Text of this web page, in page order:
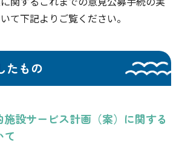
て下記よりご覧ください。
たもの
設サービス計画（案）に関する
て